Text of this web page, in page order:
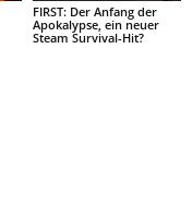
FIRST: Der Anfang der
Apokalypse, ein neuer
Steam Survival-Hit?